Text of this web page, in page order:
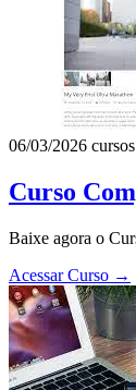
06/03/2026 cursos
Curso
Baixe agora o
Acessar Curso →